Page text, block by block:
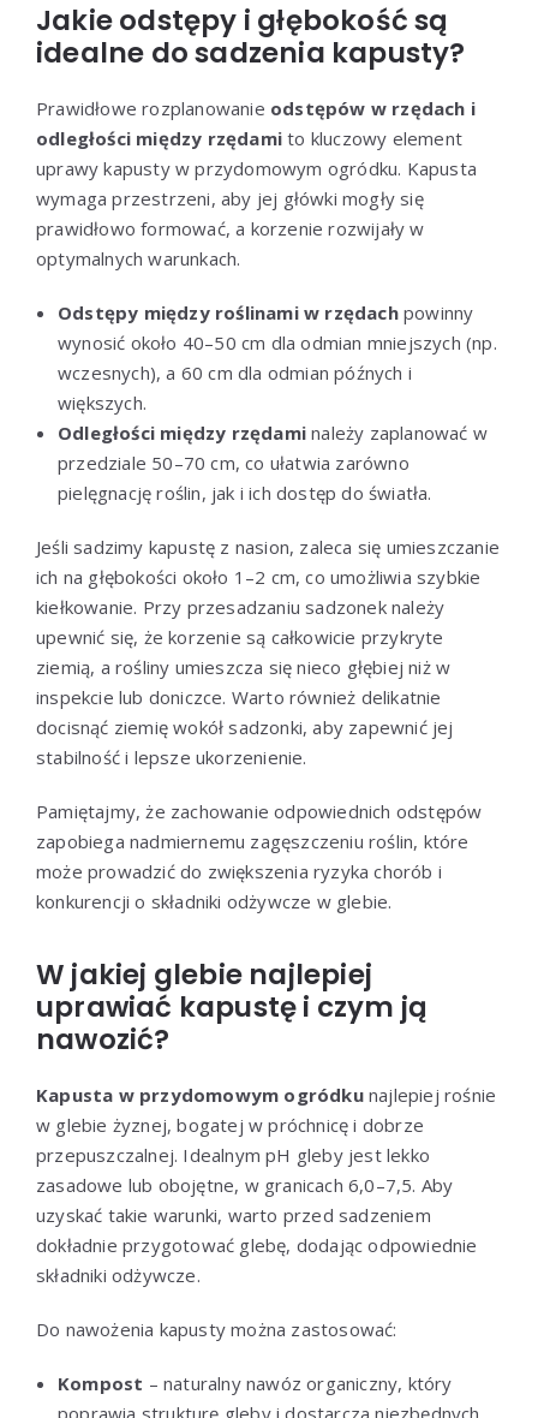
Jakie odstępy i głębokość są
idealne do sadzenia kapusty?
Prawidłowe rozplanowanie odstępów w rzędach i
odległości między rzędami to kluczowy element
uprawy kapusty w przydomowym ogródku. Kapusta
wymaga przestrzeni, aby jej główki mogły się
prawidłowo formować, a korzenie rozwijały w
optymalnych warunkach.
Odstępy między roślinami w rzędachpowinny
wynosić około 40–50 cm dla odmian mniejszych (np.
wczesnych), a 60 cm dla odmian późnych i
większych.
Odległości między rzędami należy zaplanować w
przedziale 50–70 cm, co ułatwia zarówno
pielęgnację roślin, jak i ich dostęp do światła.
Jeśli sadzimy kapustę z nasion, zaleca się umieszczanie
ich na głębokości około 1–2 cm, co umożliwia szybkie
kiełkowanie. Przy przesadzaniu sadzonek należy
upewnić się, że korzenie są całkowicie przykryte
ziemią, a rośliny umieszcza się nieco głębiej niż w
inspekcie lub doniczce. Warto również delikatnie
docisnąć ziemię wokół sadzonki, aby zapewnić jej
stabilność i lepsze ukorzenienie.
Pamiętajmy, że zachowanie odpowiednich odstępów
zapobiega nadmiernemu zagęszczeniu roślin, które
może prowadzić do zwiększenia ryzyka chorób i
konkurencji o składniki odżywcze w glebie.
W jakiej glebie najlepiej
uprawiać kapustę i czym ją
nawozić?
Kapusta w przydomowym ogródkunajlepiej rośnie
w glebie żyznej, bogatej w próchnicę i dobrze
przepuszczalnej. Idealnym pH gleby jest lekko
zasadowe lub obojętne, w granicach 6,0–7,5. Aby
uzyskać takie warunki, warto przed sadzeniem
dokładnie przygotować glebę, dodając odpowiednie
składniki odżywcze.
Do nawożenia kapusty można zastosować:
Kompost – naturalny nawóz organiczny, który